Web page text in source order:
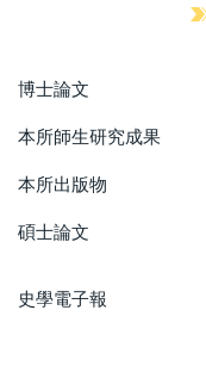
博士論文
本所師生研究成果
本所出版物
碩士論文
史學電子報